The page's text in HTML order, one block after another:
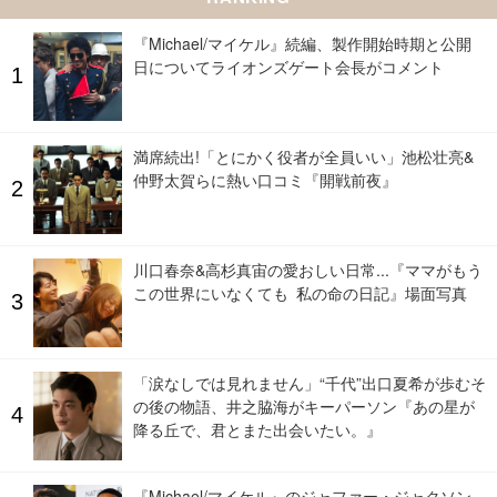
『Michael/マイケル』続編、製作開始時期と公開
日についてライオンズゲート会長がコメント
満席続出!「とにかく役者が全員いい」池松壮亮&
仲野太賀らに熱い口コミ『開戦前夜』
川口春奈&高杉真宙の愛おしい日常...『ママがもう
この世界にいなくても 私の命の日記』場面写真
「涙なしでは見れません」“千代”出口夏希が歩むそ
の後の物語、井之脇海がキーパーソン『あの星が
降る丘で、君とまた出会いたい。』